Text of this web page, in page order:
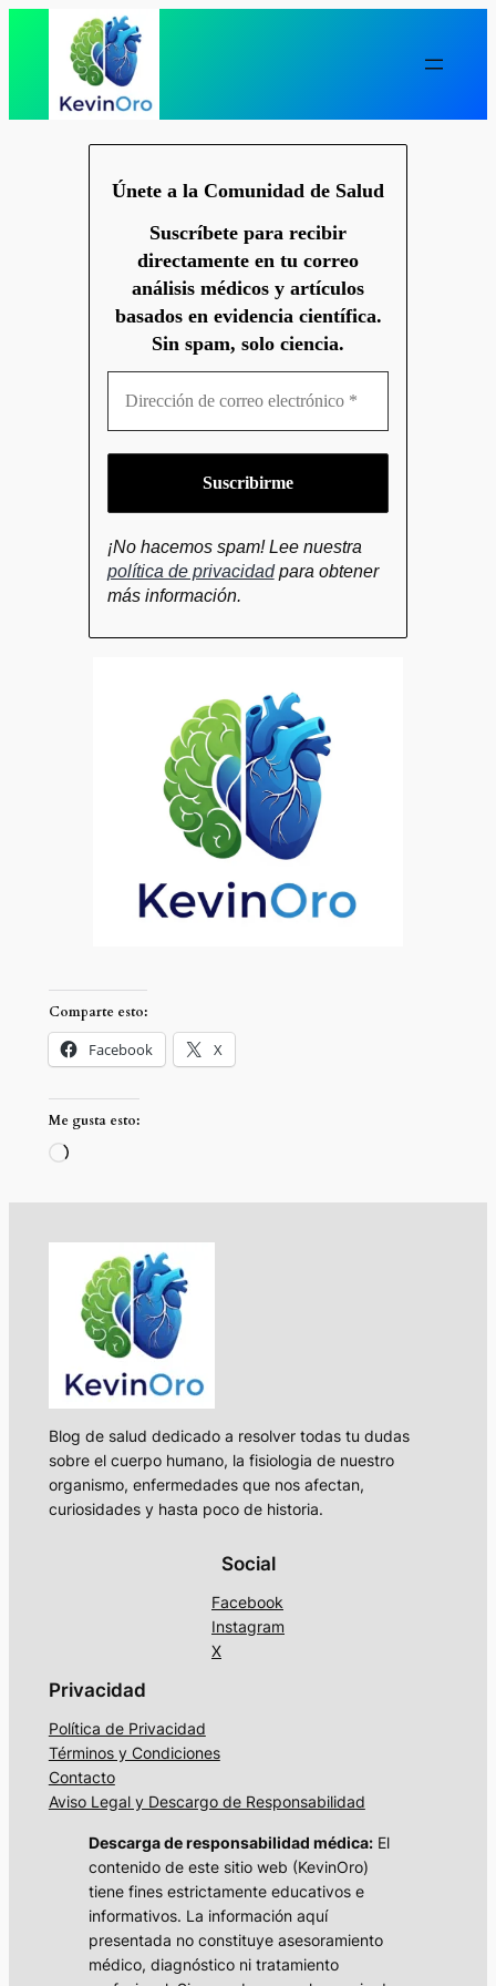
contenido
Únete a la Comunidad de Salud
Suscríbete para recibir
directamente en tu correo
análisis médicos y artículos
basados en evidencia científica.
Sin spam, solo ciencia.
¡No hacemos spam! Lee nuestra
política de privacidadpara obtener
más información.
Comparte esto:
Facebook X
Me gusta esto:
Cargando…
Blog de salud dedicado a resolver todas tu dudas
sobre el cuerpo humano, la fisiologia de nuestro
organismo, enfermedades que nos afectan,
curiosidades y hasta poco de historia.
Social
Facebook
Instagram
X
Privacidad
Política de Privacidad
Términos y Condiciones
Contacto
Aviso Legal y Descargo de Responsabilidad
Descarga de responsabilidad médica: El
contenido de este sitio web (KevinOro)
tiene fines estrictamente educativos e
informativos. La información aquí
presentada no constituye asesoramiento
médico, diagnóstico ni tratamiento